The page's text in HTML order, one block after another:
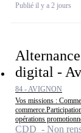
Publié il y a 2 jours
digital -
84 - AVIGNON
Vos missions :
opérations
CDD - Non